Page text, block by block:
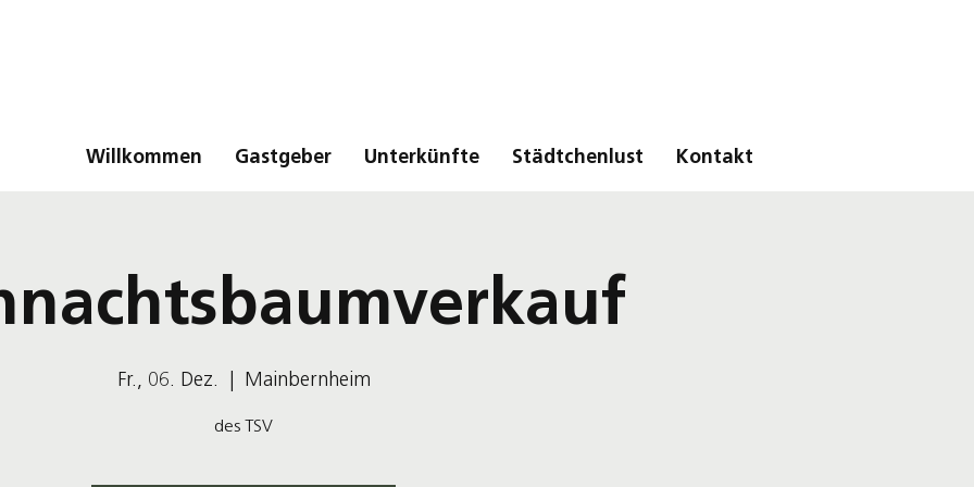
Willkommen Gastgeber Unterkünfte Städtchenlust Kontakt
Fr., 06. Dez. Mainbernheim
des TSV